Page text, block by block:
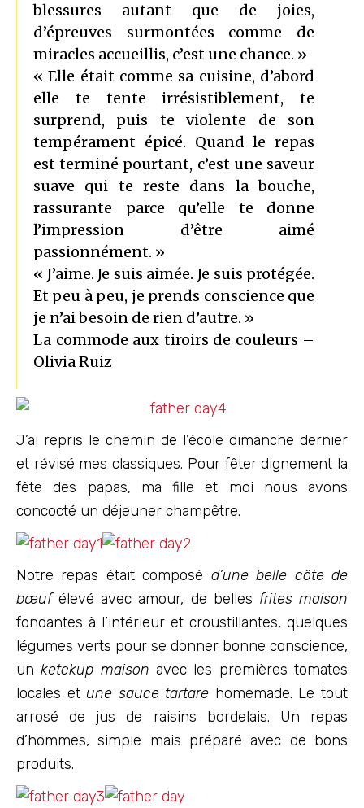
blessures autant que de joies,
d’épreuves surmontées comme de
miracles accueillis, c’est une chance. »
« Elle était comme sa cuisine, d’abord
elle te tente irrésistiblement, te
surprend, puis te violente de son
tempérament épicé. Quand le repas
est terminé pourtant, c’est une saveur
suave qui te reste dans la bouche,
rassurante parce qu’elle te donne
l’impression d’être aimé
passionnément. »
« J’aime. Je suis aimée. Je suis protégée.
Et peu à peu, je prends conscience que
je n’ai besoin de rien d’autre. »
La commode aux tiroirs de couleurs –
Olivia Ruiz
J’ai repris le chemin de l’école dimanche dernier
et révisé mes classiques. Pour fêter dignement la
fête des papas, ma fille et moi nous avons
concocté un déjeuner champêtre.
Notre repas était composé d’une belle côte de
bœufélevé avec amour, de belles frites maison
fondantes à l’intérieur et croustillantes, quelques
légumes verts pour se donner bonne conscience,
un ketckup maison avec les premières tomates
locales etune sauce tartare homemade. Le tout
arrosé de jus de raisins bordelais. Un repas
d’hommes, simple mais préparé avec de bons
produits.